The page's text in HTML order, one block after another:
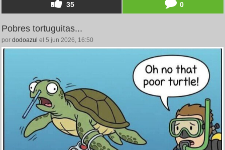
35 0
Pobres tortuguitas...
por dodoazul el 5 jun 2026, 16:50